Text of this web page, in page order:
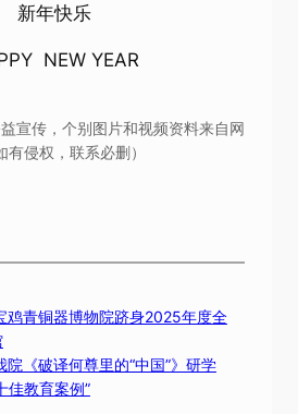
新年快乐
NEW YEAR
益宣传，个别图片和视频资料来自网
有侵权，联系必删）
鸡青铜器博物院跻身2025年度全
院《破译何尊里的“中国”》研学
佳教育案例”